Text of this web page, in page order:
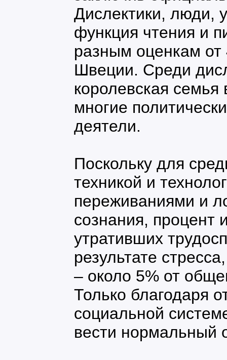
Дислектики, люди,
функция чтения и
разным оценкам
Швеции. Среди
королевская
многие
деятели.
Поскольку для
техникой и
переживаниями и
сознания, процент
утративших
результате
– около 5% от
Только благодаря
социальной
вести нормальный